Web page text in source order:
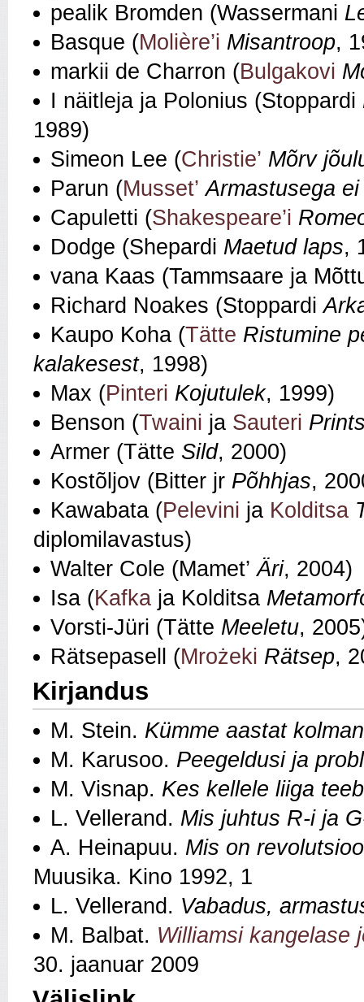
pealik Bromden (Wassermani
Basque (Molière’i Misantroop,
markii de Charron (Bulgakovi
I näitleja ja Polonius (Stoppardi
1989)
Simeon Lee (Christie’ Mõrv
Parun (Musset’ Armastusega
Capuletti (Shakespeare’i
Dodge (Shepardi Maetud laps,
vana Kaas (Tammsaare ja
Richard Noakes (Stoppardi
Kaupo Koha (Tätte Ristumine
kalakesest, 1998)
Max (Pinteri Kojutulek, 1999)
Benson (Twaini ja Sauteri
Armer (Tätte Sild, 2000)
Kostõljov (Bitter jr Põhhjas,
Kawabata (Pelevini ja Kolditsa
diplomilavastus)
Walter Cole (Mamet’Äri, 2004)
Isa (Kafka ja Kolditsa
Vorsti-Jüri (Tätte Meeletu,
Rätsepasell (Mrożeki Rätsep,
Kirjandus
M. Stein. Kümme aastat
M. Karusoo. Peegeldusi ja
M. Visnap. Kes kellele liiga teeb
L. Vellerand. Mis juhtus R-i ja
A. Heinapuu. Mis on
Muusika. Kino 1992, 1
L. Vellerand. Vabadus,
M. Balbat. Williamsi kangelase
30. jaanuar 2009